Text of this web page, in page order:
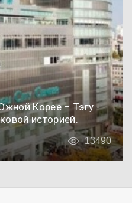
Корее – Тэгу -
историей.
13490